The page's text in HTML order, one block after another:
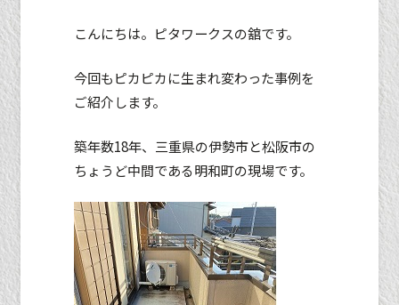
こんにちは。ピタワークスの舘です。
今回もピカピカに生まれ変わった事例を
ご紹介します。
築年数18年、三重県の伊勢市と松阪市の
ちょうど中間である明和町の現場です。